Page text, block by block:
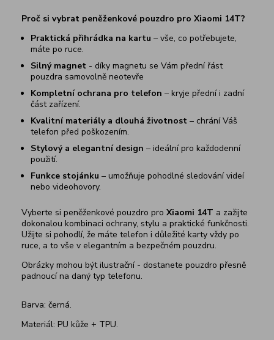
Proč si vybrat peněženkové pouzdro pro Xiaomi 14T?
Praktická přihrádka na kartu – vše, co potřebujete,
máte po ruce.
Silný magnet - díky magnetu se Vám přední řást
pouzdra samovolně neotevře
Kompletní ochrana pro telefon – kryje přední i zadní
část zařízení.
Kvalitní materiály a dlouhá životnost – chrání Váš
telefon před poškozením.
Stylový a elegantní design – ideální pro každodenní
použití.
Funkce stojánku – umožňuje pohodlné sledování videí
nebo videohovory.
Vyberte si peněženkové pouzdro pro Xiaomi 14T a zažijte
dokonalou kombinaci ochrany, stylu a praktické funkčnosti.
Užijte si pohodlí, že máte telefon i důležité karty vždy po
ruce, a to vše v elegantním a bezpečném pouzdru.
Obrázky mohou být ilustrační - dostanete pouzdro přesně
padnoucí na daný typ telefonu.
Barva: černá.
Materiál: PU kůže + TPU.